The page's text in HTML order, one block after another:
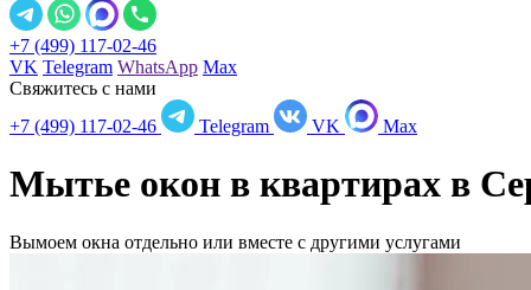
+7 (499) 117-02-46
VK Telegram WhatsApp Max
Свяжитесь с нами
+7 (499) 117-02-46
Telegram VK Max
Мытье окон в квартирах в
Вымоем окна отдельно или вместе с другими услугами